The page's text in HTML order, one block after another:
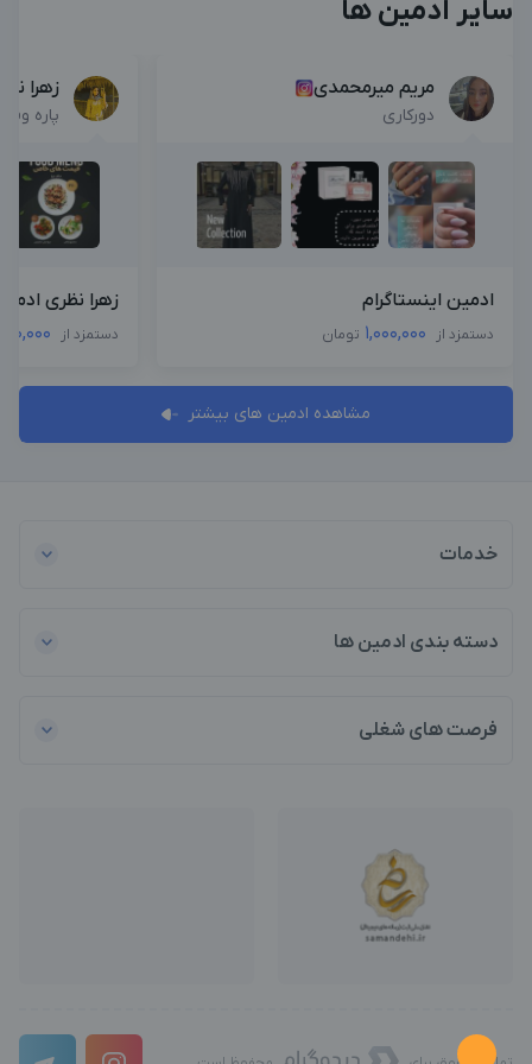
سایر ادمین ها
مریم میرمحمدی
دورکاری
ادمین اینستاگرام
دستمزد از 1,000,000 تومان
زهرا
پاره
زهرا نظری
دستمزد از
مشاهده ادمین های بیشتر
خدمات
دسته بندی ادمین ها
فرصت های شغلی